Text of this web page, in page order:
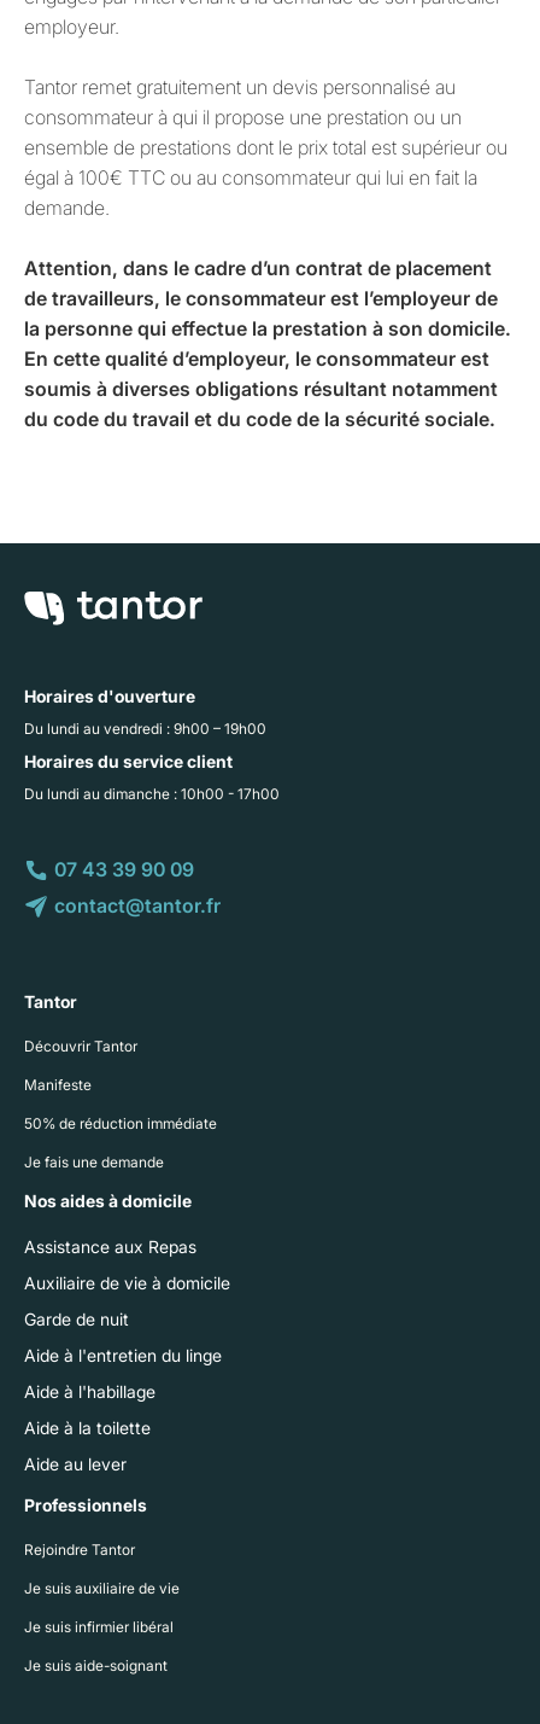
employeur.
Tantor remet gratuitement un devis personnalisé au
consommateur à qui il propose une prestation ou un
ensemble de prestations dont le prix total est supérieur ou
égal à 100€ TTC ou au consommateur qui lui en fait la
demande.
Attention, dans le cadre d’un contrat de placement
de travailleurs, le consommateur est l’employeur de
la personne qui effectue la prestation à son domicile.
En cette qualité d’employeur, le consommateur est
soumis à diverses obligations résultant notamment
du code du travail et du code de la sécurité sociale.
Horaires d'ouverture
Du lundi au vendredi : 9h00 – 19h00
Horaires du service client
Du lundi au dimanche : 10h00 - 17h00
07 43 39 90 09
contact@tantor.fr
Tantor
Découvrir Tantor
Manifeste
50% de réduction immédiate
Je fais une demande
Nos aides à domicile
Assistance aux Repas
Auxiliaire de vie à domicile
Garde de nuit
Aide à l'entretien du linge
Aide à l'habillage
Aide à la toilette
Aide au lever
Professionnels
Rejoindre Tantor
Je suis auxiliaire de vie
Je suis infirmier libéral
Je suis aide-soignant